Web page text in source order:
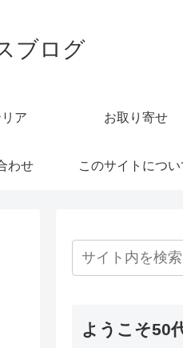
ブログ
ア お取り寄せ
わせ このサイトについ
ようこそ50